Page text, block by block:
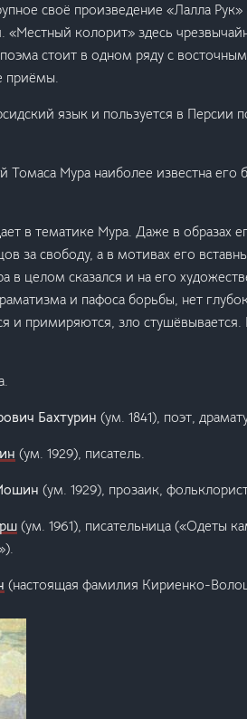
своё произведение «Лалла
колорит» здесь
стоит в одном ряду с
приёмы.
язык и пользуется в Персии
Томаса Мура наиболее известна его
в тематике Мура. Даже в образах
за свободу, а в мотивах его
в целом сказался и на его
и пафоса борьбы, нет
и примиряются, зло
Бахтурин (ум. 1841), поэт,
(ум. 1929), писатель.
(ум. 1929), прозаик,
(ум. 1961), писательница («Одеты
(настоящая фамилия Кириенко-